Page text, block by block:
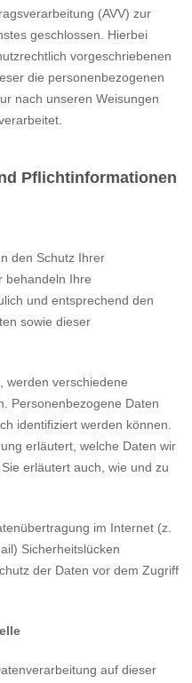
(AVV) zur
geschlossen. Hierbei
vorgeschriebenen
die personenbezogenen
nach unseren Weisungen
Pflichtinformationen
den Schutz Ihrer
behandeln Ihre
und entsprechend den
sowie dieser
werden verschiedene
Personenbezogene Daten
identifiziert werden können.
erläutert, welche Daten wir
erläutert auch, wie und zu
im Internet (z.
Sicherheitslücken
der Daten vor dem Zugriff
auf dieser